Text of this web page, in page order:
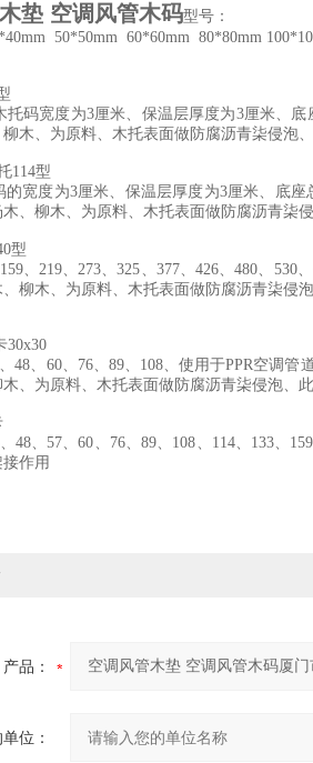
垫 空调风管木码型号：
50*50mm 60*60mm 80*80mm
托码宽度为3厘米、保温层厚度为3厘米、
木、为原料、木托表面做防腐沥青柒侵泡
114型
的宽度为3厘米、保温层厚度为3厘米、底
、柳木、为原料、木托表面做防腐沥青柒
型
、219、273、325、377、426、480、
柳木、为原料、木托表面做防腐沥青柒侵
30x30
48、60、76、89、108、使用于PPR空调
、为原料、木托表面做防腐沥青柒侵泡、
卡
48、57、60、76、89、108、114、133、
作用
产品：
位：